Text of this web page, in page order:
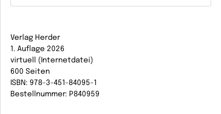
Verlag Herder
1. Auflage 2026
virtuell (Internetdatei)
600 Seiten
ISBN: 978-3-451-84095-1
Bestellnummer: P840959